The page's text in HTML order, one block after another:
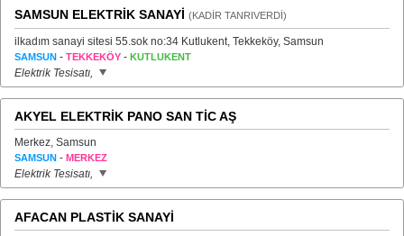
SAMSUN ELEKTRİK SANAYİ (KADİR TANRIVERDİ)
ilkadım sanayi sitesi 55.sok no:34 Kutlukent, Tekkeköy, Samsun
SAMSUN - TEKKEKÖY - KUTLUKENT
Elektrik Tesisatı,
AKYEL ELEKTRİK PANO SAN TİC AŞ
Merkez, Samsun
SAMSUN - MERKEZ
Elektrik Tesisatı,
AFACAN PLASTİK SANAYİ